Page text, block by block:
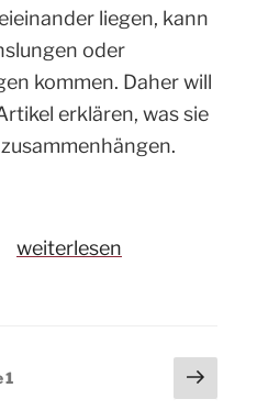
liegen, kann
oder
kommen. Daher will
erklären, was sie
„Microservices,
weiterlesen
1
Seite